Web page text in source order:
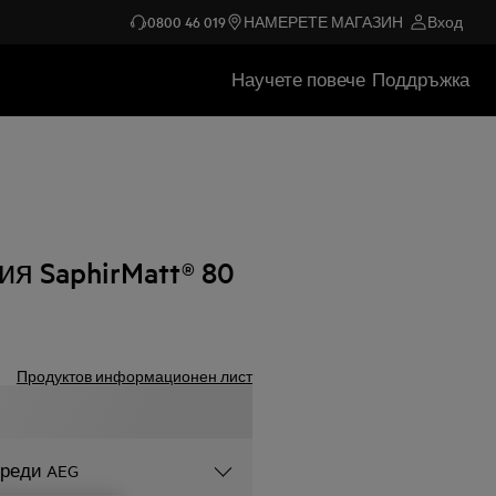
0800 46 019 НАМЕРЕТЕ МАГАЗИН Вход
Научете повече Поддръжка
SaphirMatt® 80
Продуктов информационен лист
AEG